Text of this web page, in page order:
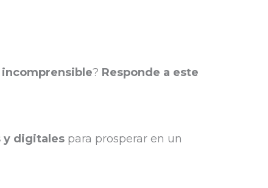
incomprensible? Responde a este
y digitales para prosperar en un